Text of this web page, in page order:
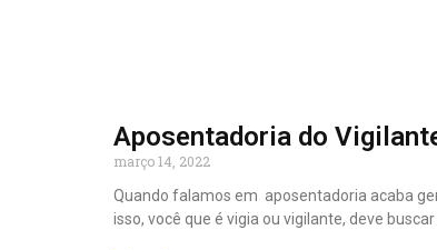
Aposentadoria do
março 14, 2022
Quando falamos em aposentadoria acaba
isso, você que é vigia ou vigilante, deve